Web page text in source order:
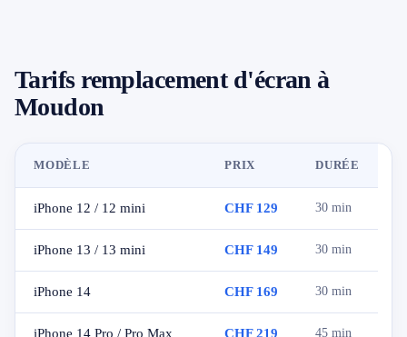
Tarifs remplacement d'écran à
Moudon
MODÈLE PRIX DURÉE
iPhone 12 / 12 mini CHF 129 30 min
iPhone 13 / 13 mini CHF 149 30 min
iPhone 14 CHF 169 30 min
iPhone 14 Pro / Pro Max CHF 219 45 min